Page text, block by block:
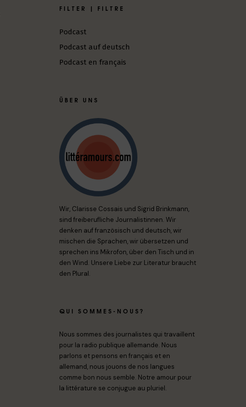
FILTER | FILTRE
Podcast
Podcast auf deutsch
Podcast en français
ÜBER UNS
Wir, Clarisse Cossais und Sigrid Brinkmann,
sind freiberufliche Journalistinnen. Wir
denken auf französisch und deutsch, wir
mischen die Sprachen, wir übersetzen und
sprechen ins Mikrofon, über den Tisch und in
den Wind. Unsere Liebe zur Literatur braucht
den Plural.
QUI SOMMES-NOUS?
Nous sommes des journalistes qui travaillent
pour la radio publique allemande. Nous
parlons et pensons en français et en
allemand, nous jouons de nos langues
comme bon nous semble. Notre amour pour
la littérature se conjugue au pluriel.